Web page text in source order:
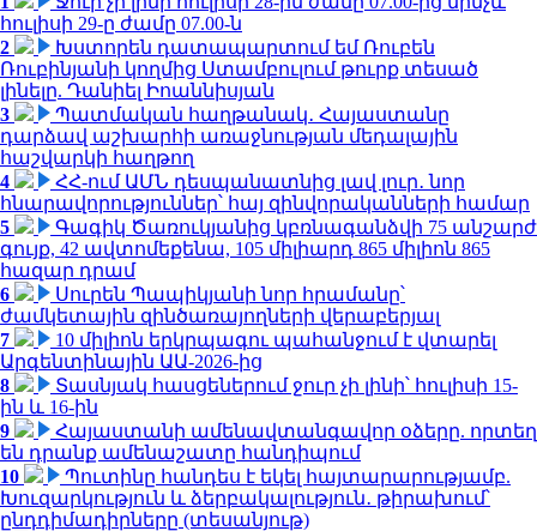
հուլիսի 29-ը ժամը 07.00-ն
2
Խստորեն դատապարտում եմ Ռուբեն
Ռուբինյանի կողմից Ստամբուլում թուրք տեսած
լինելը. Դանիել Իոաննիսյան
3
Պատմական հաղթանակ․ Հայաստանը
դարձավ աշխարհի առաջնության մեդալային
հաշվարկի հաղթող
4
ՀՀ-ում ԱՄՆ դեսպանատնից լավ լուր․ նոր
հնարավորություններ՝ հայ զինվորականների համար
5
Գագիկ Ծառուկյանից կբռնագանձվի 75 անշարժ
գույք, 42 ավտոմեքենա, 105 միլիարդ 865 միլիոն 865
հազար դրամ
6
Սուրեն Պապիկյանի նոր հրամանը՝
ժամկետային զինծառայողների վերաբերյալ
7
10 միլիոն երկրպագու պահանջում է վտարել
Արգենտինային ԱԱ-2026-ից
8
Տասնյակ հասցեներում ջուր չի լինի՝ հուլիսի 15-
ին և 16-ին
9
Հայաստանի ամենավտանգավոր օձերը. որտեղ
են դրանք ամենաշատը հանդիպում
10
Պուտինը հանդես է եկել հայտարարությամբ.
Խուզարկություն և ձերբակալություն․ թիրախում՝
ընդդիմադիրները (տեսանյութ)